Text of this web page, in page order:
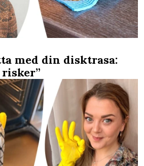
med din disktrasa:
risker”